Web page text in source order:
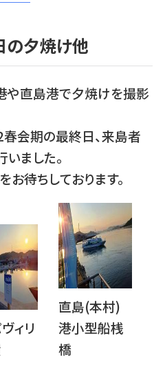
夕焼け他
や直島港で夕焼けを撮影
会期の最終日、来島者
ました。
お待ちしております。
ィリ
直島(本村)
港小型船桟
橋